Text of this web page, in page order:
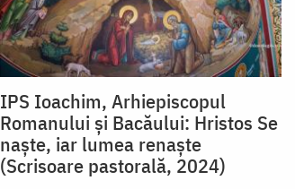
IPS Ioachim, Arhiepiscopul
Romanului și Bacăului: Hristos Se
naște, iar lumea renaște
(Scrisoare pastorală, 2024)